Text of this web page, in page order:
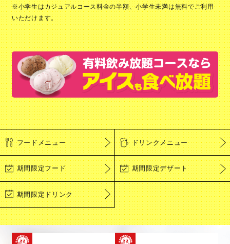
※小学生はカジュアルコース料金の半額、小学生未満は無料でご利用
いただけます。
フードメニュー ドリンクメニュー
期間限定フード 期間限定デザート
期間限定ドリンク